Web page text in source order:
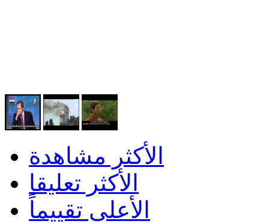
الأكثر مشاهدة
الأكثر تعليقا
الأعلى تقييماً